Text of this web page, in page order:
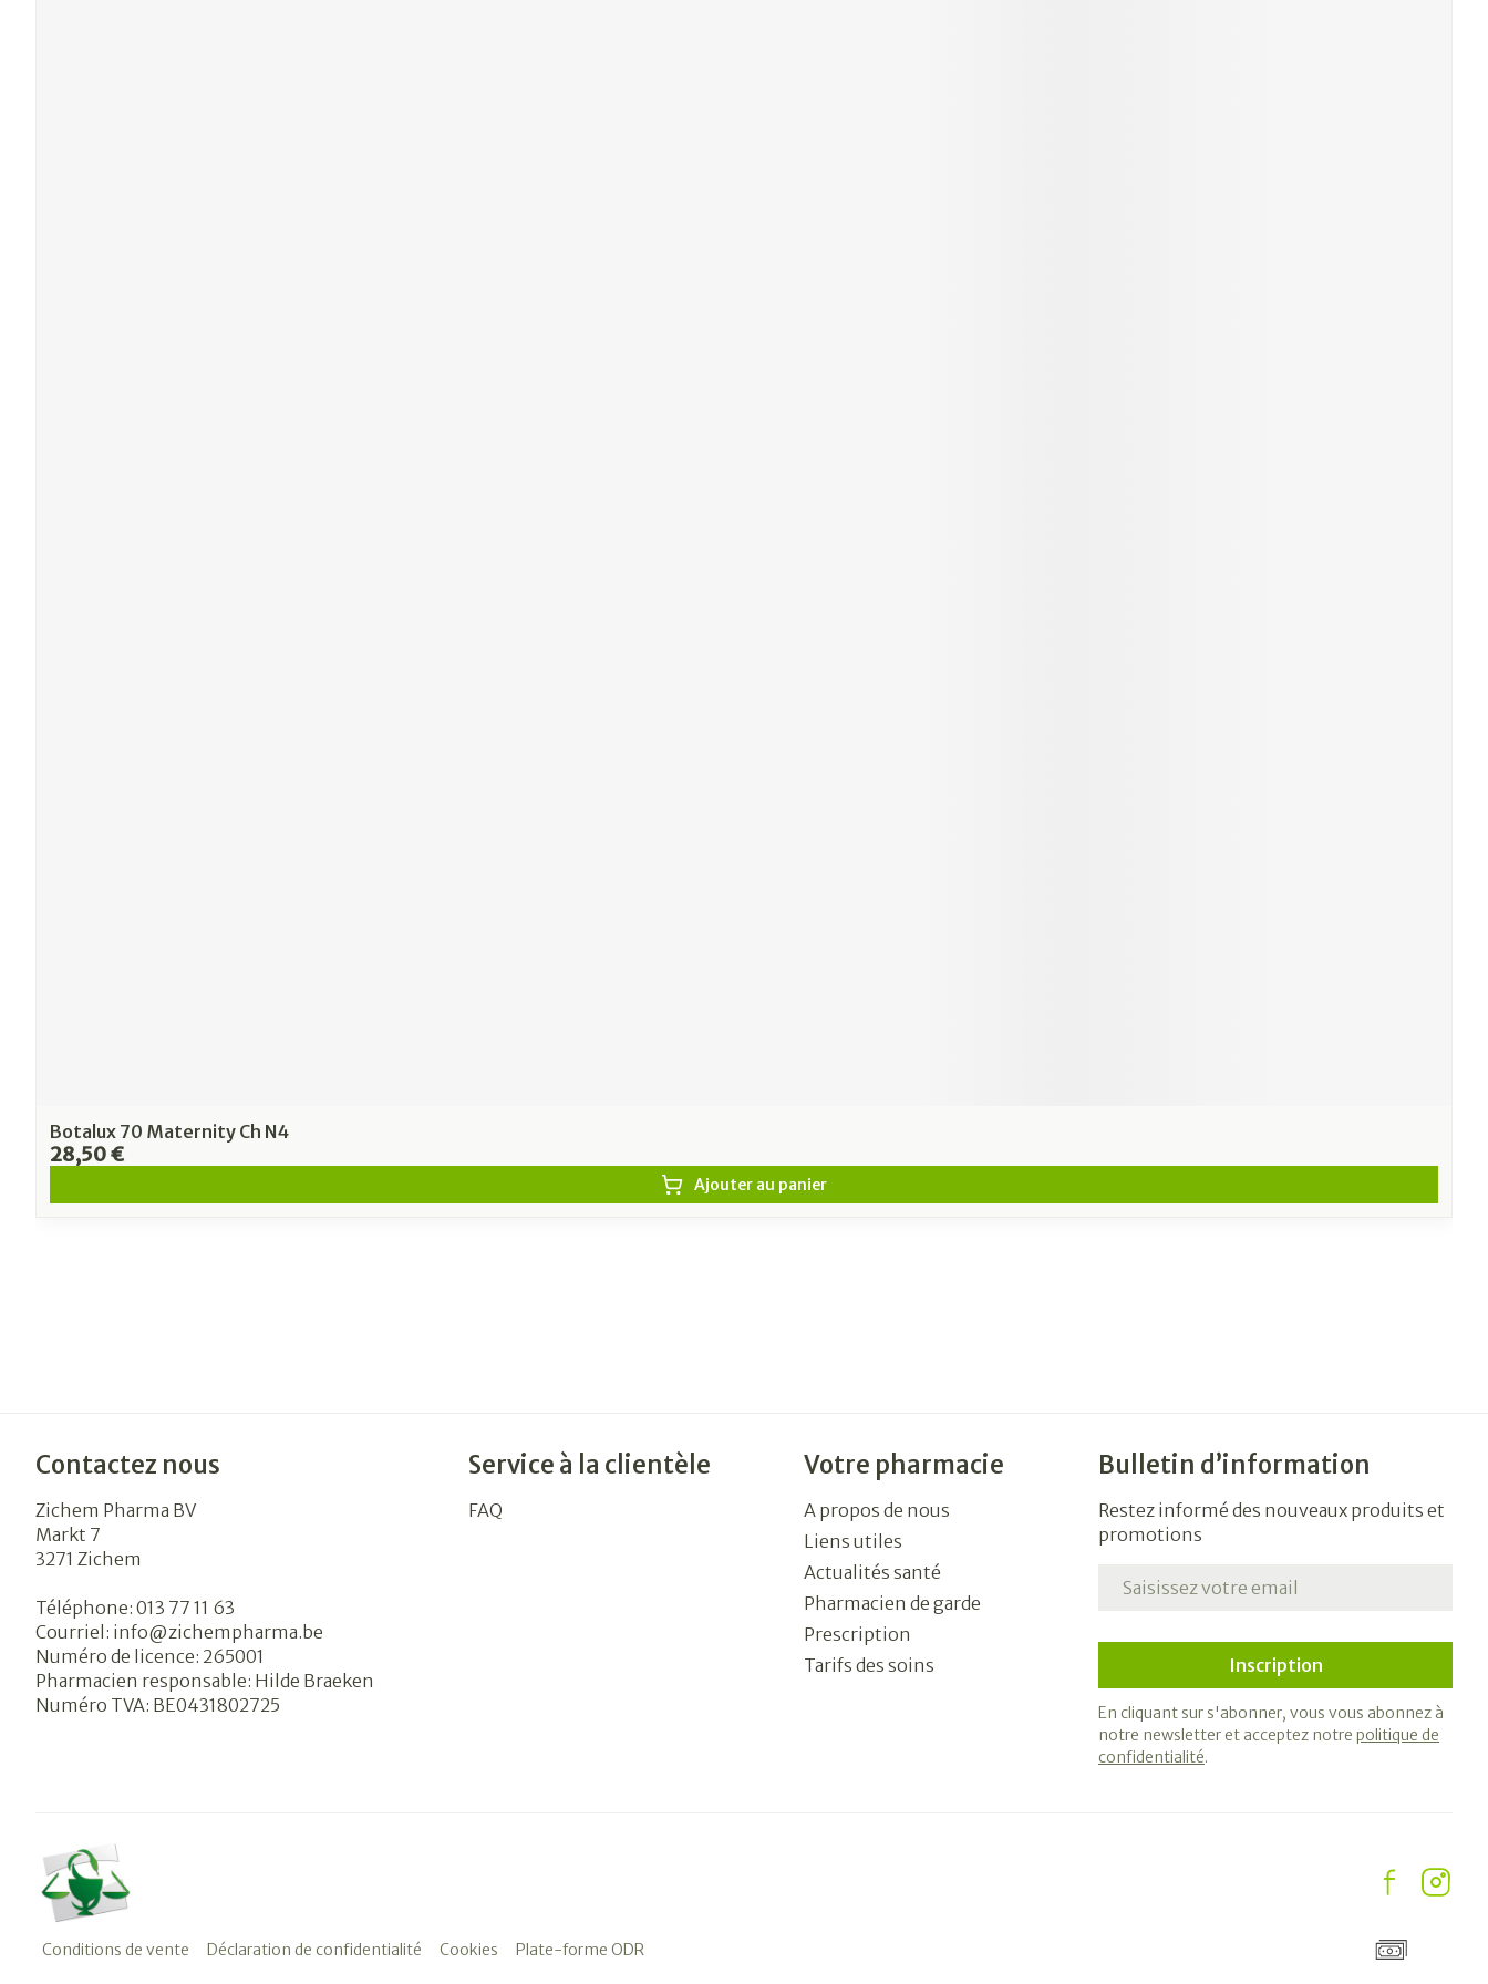
Botalux 70 Maternity Ch N4
28,50 €
Ajouter au panier
Contactez nous
Zichem Pharma BV
Markt 7
3271 Zichem
Téléphone: 013 77 11 63
Courriel: info@zichempharma.be
Numéro de licence: 265001
Pharmacien responsable: Hilde Braeken
Numéro TVA: BE0431802725
Service à la clientèle
FAQ
Votre pharmacie
A propos de nous
Liens utiles
Actualités santé
Pharmacien de garde
Prescription
Tarifs des soins
Bulletin d’information
Restez informé des nouveaux produits et
promotions
Adresse mail
Inscription
En cliquant sur s'abonner, vous vous abonnez à
notre newsletter et acceptez notrepolitique de
confidentialité.
Conditions de vente Déclaration de confidentialité Cookies Plate-forme ODR